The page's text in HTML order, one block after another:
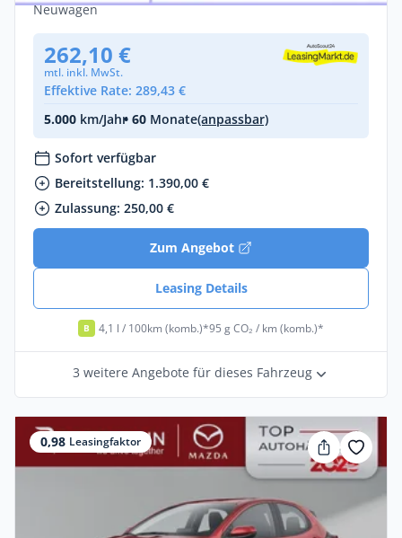
Neuwagen
262,10 €
mtl. inkl. MwSt.
Effektive Rate: 289,43 €
5.000 km/Jahr• 60 Monate(anpassbar)
Sofort verfügbar
Bereitstellung: 1.390,00 €
Zulassung: 250,00 €
Zum Angebot
Leasing Details
B 4,1 l / 100km (komb.)*95 g CO₂ / km (komb.)*
3 weitere Angebote für dieses Fahrzeug
0,98 Leasingfaktor